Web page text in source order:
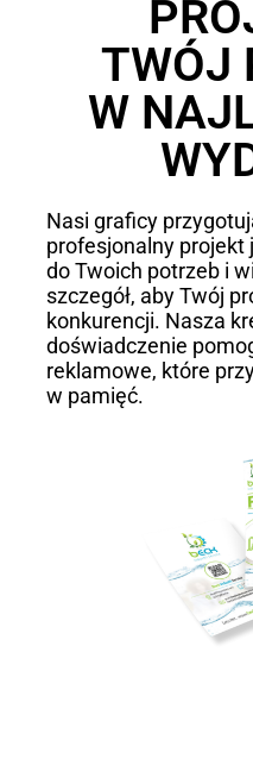
TWÓJ
W
Nasi graficy
profesjonalny projekt
do Twoich potrzeb i
szczegół, aby Twój
konkurencji. Nasza
doświadczenie
reklamowe, które
w pamięć.